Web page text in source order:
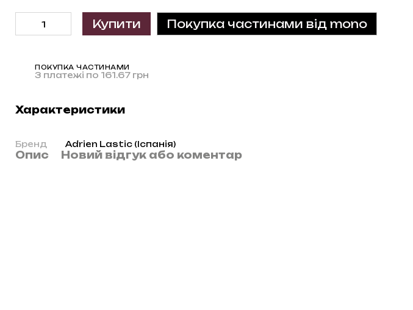
Купити Покупка частинами від mono
ПОКУПКА ЧАСТИНАМИ
3 платежі по 161.67 грн
Характеристики
Бренд Adrien Lastic (Іспанія)
Опис Новий відгук або коментар